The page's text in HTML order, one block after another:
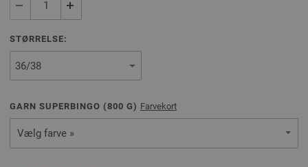
STØRRELSE:
GARN SUPERBINGO (800 G) Farvekort
Vælg farve »